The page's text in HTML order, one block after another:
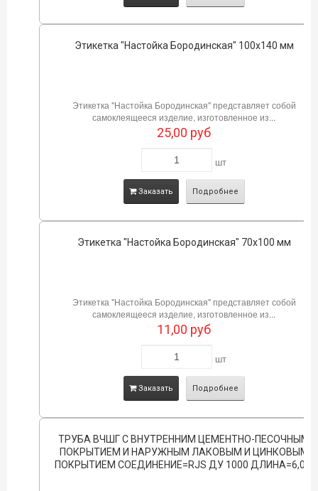
Этикетка "Настойка Бородинская" 100х140 мм
Этикетка "Настойка Бородинская" представляет собой
самоклеящееся изделие, изготовленное из...
25,00 руб
шт
Заказать Подробнее
Этикетка "Настойка Бородинская" 70х100 мм
Этикетка "Настойка Бородинская" представляет собой
самоклеящееся изделие, изготовленное из...
11,00 руб
шт
Заказать Подробнее
ТРУБА ВЧШГ С ВНУТРЕННИМ ЦЕМЕНТНО-ПЕСОЧНЫМ
ПОКРЫТИЕМ И НАРУЖНЫМ ЛАКОВЫМ И ЦИНКОВЫМ
ПОКРЫТИЕМ СОЕДИНЕНИЕ=RJS ДУ 1000 ДЛИНА=6,0М